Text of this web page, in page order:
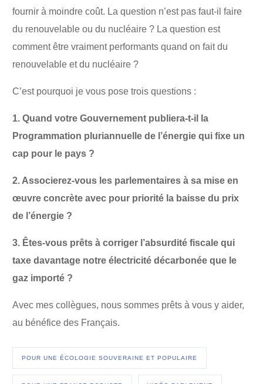
fournir à moindre coût. La question n’est pas faut-il faire
du renouvelable ou du nucléaire ? La question est
comment être vraiment performants quand on fait du
renouvelable et du nucléaire ?
C’est pourquoi je vous pose trois questions :
1. Quand votre Gouvernement publiera-t-il la
Programmation pluriannuelle de l’énergie qui fixe un
cap pour le pays ?
2. Associerez-vous les parlementaires à sa mise en
œuvre concrète avec pour priorité la baisse du prix
de l’énergie ?
3. Êtes-vous prêts à corriger l’absurdité fiscale qui
taxe davantage notre électricité décarbonée que le
gaz importé ?
Avec mes collègues, nous sommes prêts à vous y aider,
au bénéfice des Français.
POUR UNE ÉCOLOGIE SOUVERAINE ET POPULAIRE